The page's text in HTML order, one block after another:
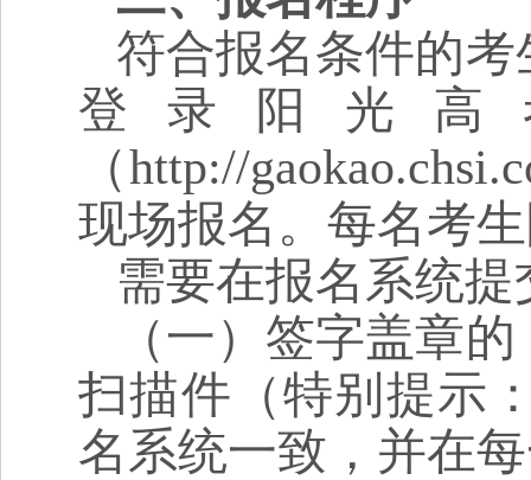
符合报名条件的考
登录阳光
（http://
现场报名。每名考
需要在报名系统
（一）签字盖章
扫描件（特别提示
名系统一致，并在